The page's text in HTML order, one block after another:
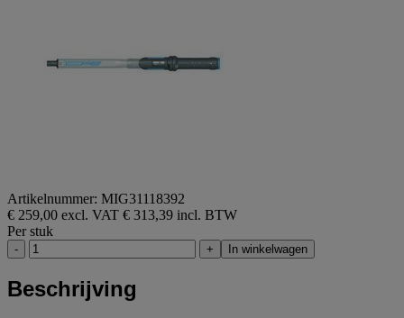
Artikelnummer: MIG31118392
€ 259,00 excl. VAT € 313,39 incl. BTW
Per stuk
- + In winkelwagen
Beschrijving